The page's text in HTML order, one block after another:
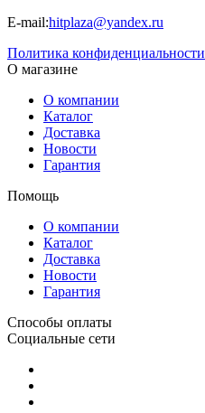
E-mail:hitplaza@yandex.ru
Политика конфиденциальности
О магазине
О компании
Каталог
Доставка
Новости
Гарантия
Помощь
О компании
Каталог
Доставка
Новости
Гарантия
Способы оплаты
Социальные сети